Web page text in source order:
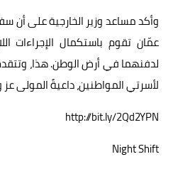
وأكد مساعد وزير الخارجية على أن
عمّان تقوم باستكمال الإجراءات
لدفنهما في أرض الوطن. هذا،
لأسرتي المواطنين، داعيةً المولى
http://bit.ly/2Qd2YPN
Night Shift